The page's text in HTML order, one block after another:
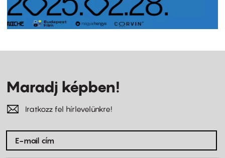
Maradj képben!
Iratkozz fel hírlevelünkre!